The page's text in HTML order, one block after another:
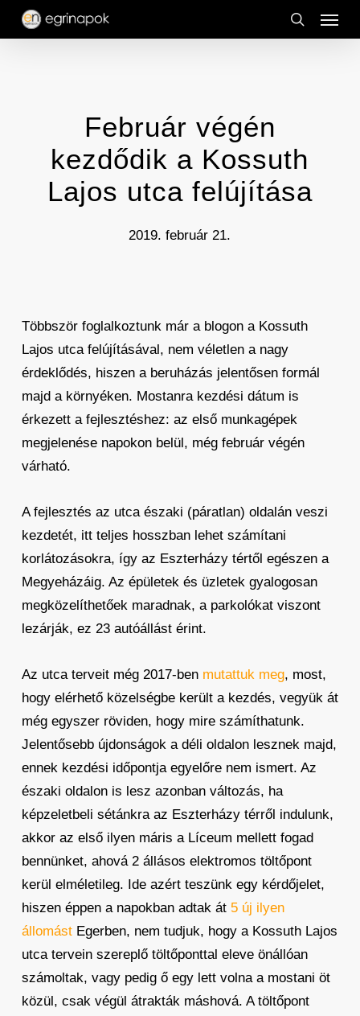
Skip
search
Menu
Február végén
kezdődik a Kossuth
Lajos utca felújítása
2019. február 21.
Többször foglalkoztunk már a blogon a Kossuth
Lajos utca felújításával, nem véletlen a nagy
érdeklődés, hiszen a beruházás jelentősen formál
majd a környéken. Mostanra kezdési dátum is
érkezett a fejlesztéshez: az első munkagépek
megjelenése napokon belül, még február végén
várható.
A fejlesztés az utca északi (páratlan) oldalán veszi
kezdetét, itt teljes hosszban lehet számítani
korlátozásokra, így az Eszterházy tértől egészen a
Megyeházáig. Az épületek és üzletek gyalogosan
megközelíthetőek maradnak, a parkolókat viszont
lezárják, ez 23 autóállást érint.
Az utca terveit még 2017-ben mutattuk meg, most,
hogy elérhető közelségbe került a kezdés, vegyük át
még egyszer röviden, hogy mire számíthatunk.
Jelentősebb újdonságok a déli oldalon lesznek majd,
ennek kezdési időpontja egyelőre nem ismert. Az
északi oldalon is lesz azonban változás, ha
képzeletbeli sétánkra az Eszterházy térről indulunk,
akkor az első ilyen máris a Líceum mellett fogad
bennünket, ahová 2 állásos elektromos töltőpont
kerül elméletileg. Ide azért teszünk egy kérdőjelet,
hiszen éppen a napokban adtak át 5 új ilyen
állomástEgerben, nem tudjuk, hogy a Kossuth Lajos
utca tervein szereplő töltőponttal eleve önállóan
számoltak, vagy pedig ő egy lett volna a mostani öt
közül, csak végül átrakták máshová. A töltőpont